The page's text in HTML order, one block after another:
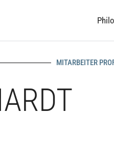
MITARBEITER